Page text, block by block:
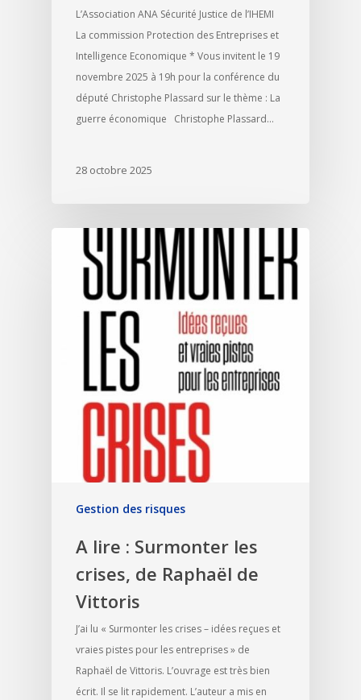
L’Association ANA Sécurité Justice de l’IHEMI
La commission Protection des Entreprises et
Intelligence Economique * Vous invitent le 19
novembre 2025 à 19h pour la conférence du
député Christophe Plassard sur le thème : La
guerre économique Christophe Plassard…
28 octobre 2025
Gestion des risques
A lire : Surmonter les
crises, de Raphaël de
Vittoris
J’ai lu « Surmonter les crises – idées reçues et
vraies pistes pour les entreprises » de
Raphaël de Vittoris. L’ouvrage est très bien
écrit. Il se lit rapidement. L’auteur a mis en